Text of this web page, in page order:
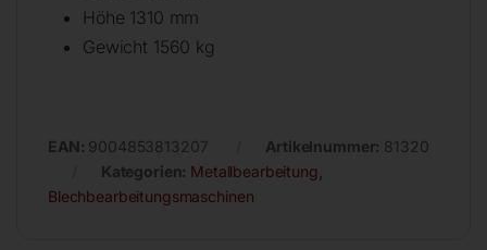
Höhe 1310 mm
Gewicht 1560 kg
EAN: 9004853813207 Artikelnummer: 81320
Kategorien: Metallbearbeitung
Blechbearbeitungsmaschinen